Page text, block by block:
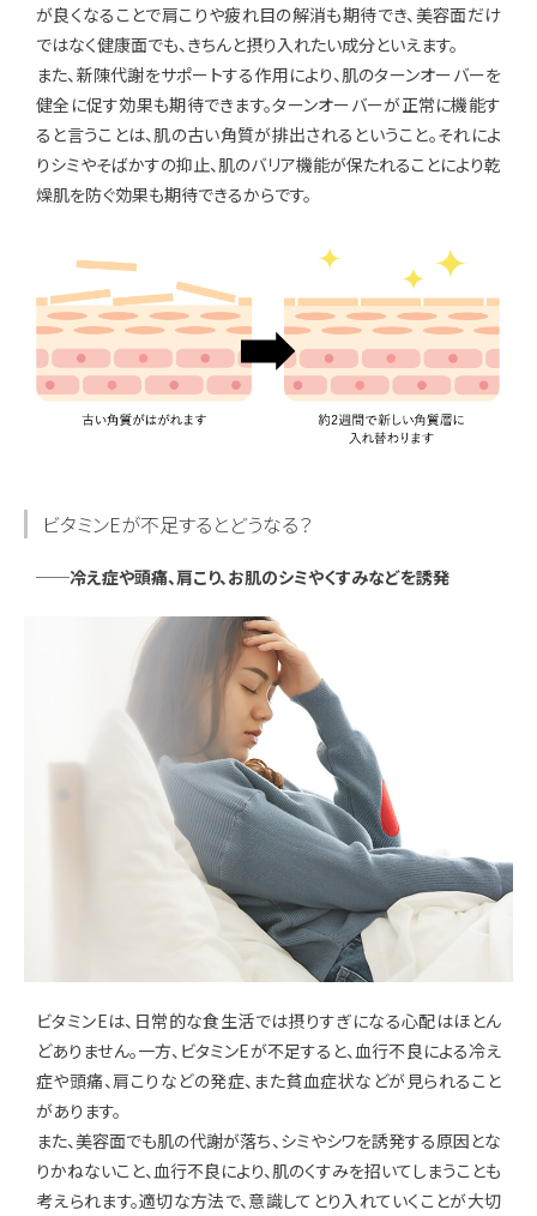
が良くなることで肩こりや疲れ目の解消も期待でき、美容面だけ
ではなく健康面でも、きちんと摂り入れたい成分といえます。
また、新陳代謝をサポートする作用により、肌のターンオーバーを
健全に促す効果も期待できます。ターンオーバーが正常に機能す
ると言うことは、肌の古い角質が排出されるということ。それによ
りシミやそばかすの抑止、肌のバリア機能が保たれることにより乾
燥肌を防ぐ効果も期待できるからです。
ビタミンEが不足するとどうなる？
──冷え症や頭痛、肩こり、お肌のシミやくすみなどを誘発
ビタミンEは、日常的な食生活では摂りすぎになる心配はほとん
どありません。一方、ビタミンEが不足すると、血行不良による冷え
症や頭痛、肩こりなどの発症、また貧血症状などが見られること
があります。
また、美容面でも肌の代謝が落ち、シミやシワを誘発する原因とな
りかねないこと、血行不良により、肌のくすみを招いてしまうことも
考えられます。適切な方法で、意識してとり入れていくことが大切